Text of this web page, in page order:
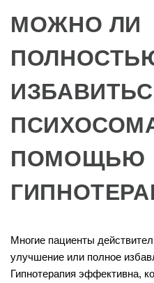
МОЖНО ЛИ
ПОМОЩЬЮ
Многие пациенты
улучшение или полное
Гипнотерапия эффективна,